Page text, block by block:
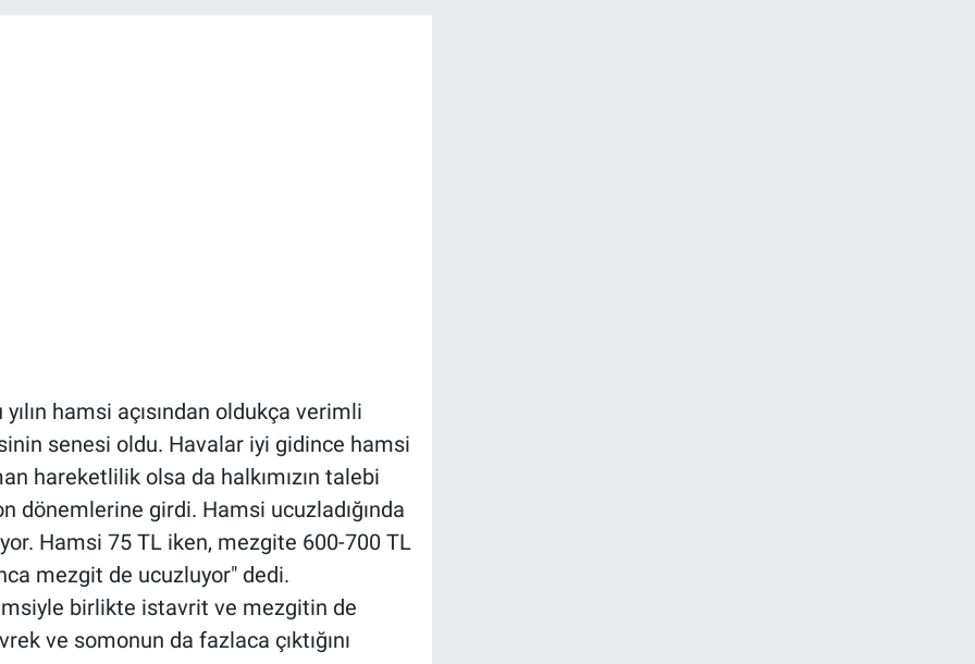
hamsi açısından oldukça verimli
senesi oldu. Havalar iyi gidince hamsi
hareketlilik olsa da halkımızın talebi
dönemlerine girdi. Hamsi ucuzladığında
Hamsi 75 TL iken, mezgite 600-700 TL
mezgit de ucuzluyor" dedi.
birlikte istavrit ve mezgitin de
ve somonun da fazlaca çıktığını